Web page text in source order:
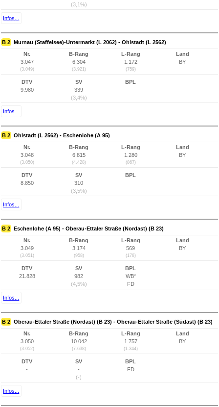
(3,1%)
Infos...
B 2 Murnau (Staffelsee)-Untermarkt (L 2062) - Ohlstadt (L 2562)
Nr.
3.047
(3.049)
B-Rang
6.304
(3.921)
L-Rang
1.172
(759)
Land
BY
DTV
9.980
SV
339
(3,4%)
BPL
Infos...
B 2 Ohlstadt (L 2562) - Eschenlohe (A 95)
Nr.
3.048
(3.050)
B-Rang
6.815
(4.428)
L-Rang
1.280
(867)
Land
BY
DTV
8.850
SV
310
(3,5%)
BPL
Infos...
B 2 Eschenlohe (A 95) - Oberau-Ettaler Straße (Nordast) (B 23)
Nr.
3.049
(3.051)
B-Rang
3.174
(958)
L-Rang
569
(178)
Land
BY
DTV
21.828
SV
982
(4,5%)
BPL
WB*
FD
Infos...
B 2 Oberau-Ettaler Straße (Nordast) (B 23) - Oberau-Ettaler Straße (Südast) (B 23)
Nr.
3.050
(3.052)
B-Rang
10.042
(7.638)
L-Rang
1.757
(1.344)
Land
BY
DTV
-
SV
-
(-)
BPL
FD
Infos...